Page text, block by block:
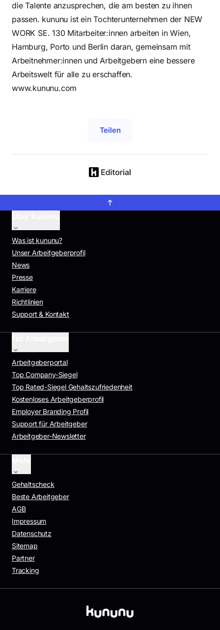
die Talente anzusprechen, die am besten zu ihnen
passen. kununu ist ein Tochterunternehmen der NEW
WORK SE. 130 Mitarbeiter:innen arbeiten in Wien,
Hamburg, Porto und Berlin daran, gemeinsam mit
Arbeitnehmer:innen und Arbeitgebern eine bessere
Arbeitswelt für alle zu erschaffen.
www.kununu.com
Teilen
Was ist kununu?
Unser Arbeitgeberprofil
News
Presse
Karriere
Richtlinien
Support & Kontakt
Arbeitgeberportal
Top Company-Siegel
Top Rated-Siegel Gehaltszufriedenheit
Kostenloses Arbeitgeberprofil
Employer Branding Profil
Support für Arbeitgeber
Arbeitgeber-Newsletter
Gehaltscheck
Beste Arbeitgeber
AGB
Impressum
Datenschutz
Sitemap
Partner
Tracking